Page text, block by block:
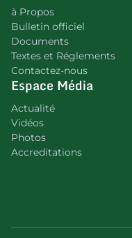
à Propos
Bulletin officiel
Documents
Textes et Réglements
Contactez-nous
Espace Média
Actualité
Vidéos
Photos
Accreditations